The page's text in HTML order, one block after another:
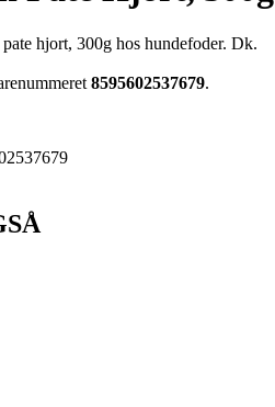
hjort, 300g hos hundefoder. Dk.
8595602537679.